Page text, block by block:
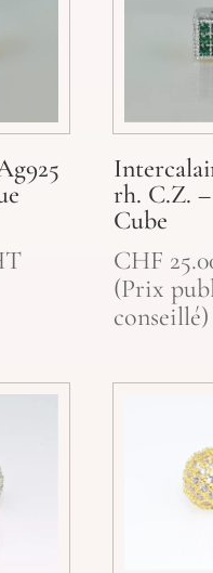
rh. C.Z.
Cube
CHF
(Prix
conseillé)